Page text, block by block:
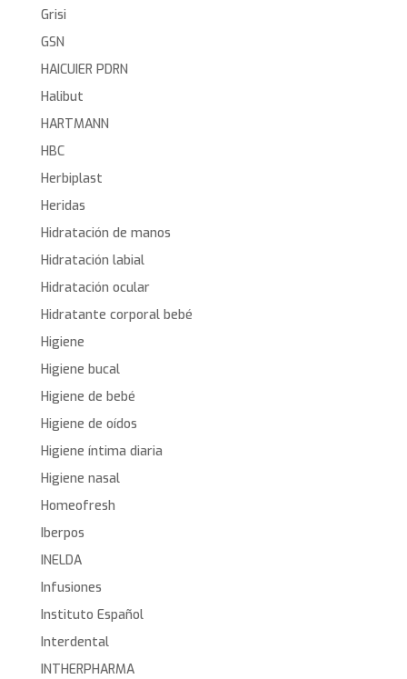
Grisi
GSN
HAICUIER PDRN
Halibut
HARTMANN
HBC
Herbiplast
Heridas
Hidratación de manos
Hidratación labial
Hidratación ocular
Hidratante corporal bebé
Higiene
Higiene bucal
Higiene de bebé
Higiene de oídos
Higiene íntima diaria
Higiene nasal
Homeofresh
Iberpos
INELDA
Infusiones
Instituto Español
Interdental
INTHERPHARMA